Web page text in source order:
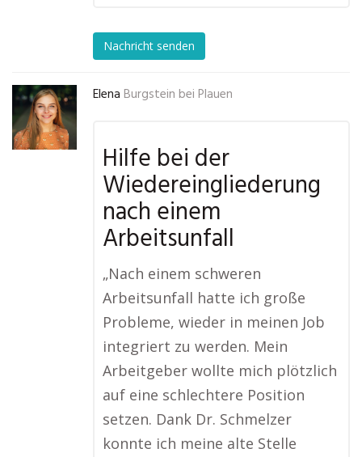
Nachricht senden
Elena Burgstein bei Plauen
Hilfe bei der
Wiedereingliederung
nach einem
Arbeitsunfall
„Nach einem schweren
Arbeitsunfall hatte ich große
Probleme, wieder in meinen Job
integriert zu werden. Mein
Arbeitgeber wollte mich plötzlich
auf eine schlechtere Position
setzen. Dank Dr. Schmelzer
konnte ich meine alte Stelle